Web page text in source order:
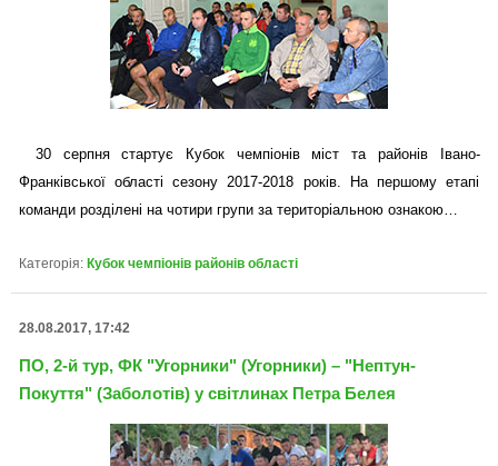
30 серпня стартує Кубок чемпіонів міст та районів Івано-
Франківської області сезону 2017-2018 років. На першому етапі
команди розділені на чотири групи за територіальною ознакою…
Категорія: Кубок чемпіонів районів області
28.08.2017, 17:42
ПО, 2-й тур, ФК "Угорники" (Угорники) – "Нептун-
Покуття" (Заболотів) у світлинах Петра Белея